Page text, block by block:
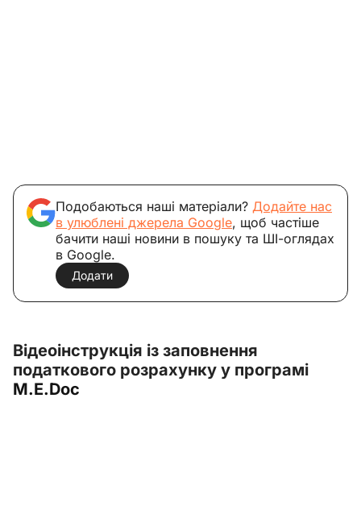
Подобаються наші матеріали? Додайте нас
в улюблені джерела Google, щоб частіше
бачити наші новини в пошуку та ШІ-оглядах
в Google.
Додати
Відеоінструкція із заповнення
податкового розрахунку у програмі
M.E.Doc